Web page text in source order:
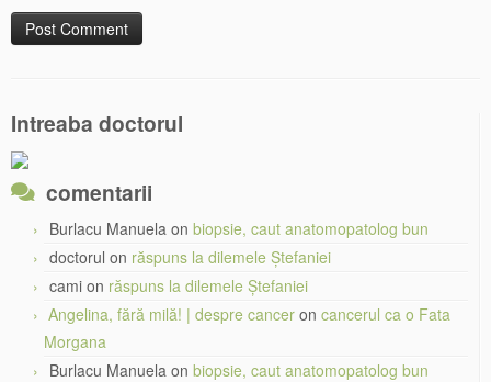
Intreaba doctorul
comentarii
Burlacu Manuela on biopsie, caut anatomopatolog bun
doctorul on răspuns la dilemele Ștefaniei
cami on răspuns la dilemele Ștefaniei
Angelina, fără milă! | despre cancer on cancerul ca o Fata
Morgana
Burlacu Manuela on biopsie, caut anatomopatolog bun